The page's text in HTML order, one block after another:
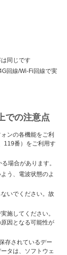
同じです
回線/Wi-Fi回線で実
での注意点
ンの各機能をご利
119番）をご利用す
場合があります。
う、電波状態のよ
いでください。故
施してください。
因となる可能性が
存されているデー
タは、ソフトウェ